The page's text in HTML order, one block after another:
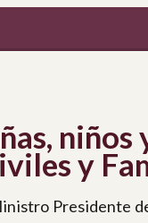
niños
y
Presidente